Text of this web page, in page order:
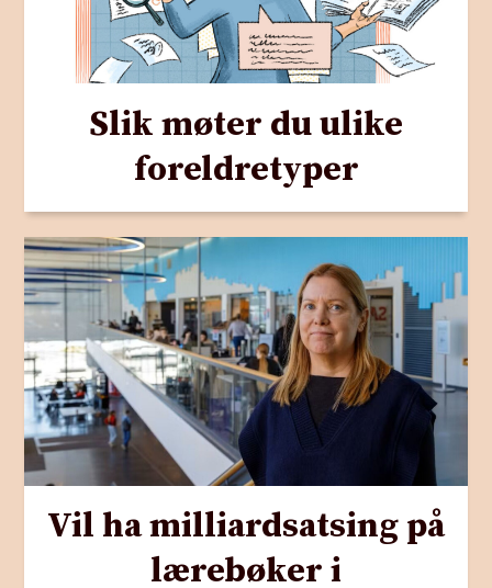
Slik møter du ulike
foreldretyper
Vil ha milliardsatsing på
lærebøker i